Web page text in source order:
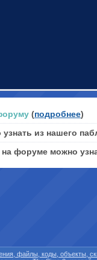
(подробнее)
из нашего
форуме можно
файлы, коды, объекты,